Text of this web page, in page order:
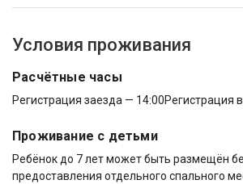
Условия проживания
Расчётные часы
Регистрация заезда — 14:00Регистрация
Проживание с детьми
Ребёнок до 7 лет может быть размещён
предоставления отдельного спального